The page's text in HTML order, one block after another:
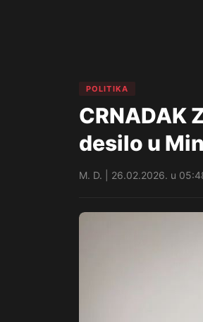
POLITIKA
CRNADAK
desilo u
M. D. | 26.02.2026. u